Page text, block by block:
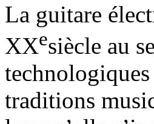
La guitare
XXesiècle au
traditions